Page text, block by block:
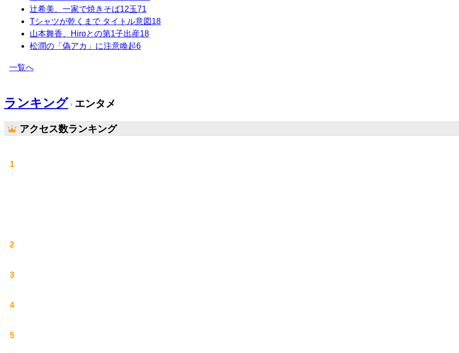
辻希美、一家で焼きそば12玉71
Tシャツが乾くまで タイトル意図 18
山本舞香、Hiroとの第1子出産18
松潤の「偽アカ」に注意喚起6
一覧へ
ランキング エンタメ
アクセス数ランキング
1
2
3
4
5